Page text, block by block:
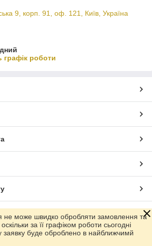
9, корп. 91, оф. 121, Київ, Україна
графік роботи
Prom.ua
не може швидко обробляти замовлення та
за її графіком роботи сьогодні
заявку буде оброблено в найближчимй